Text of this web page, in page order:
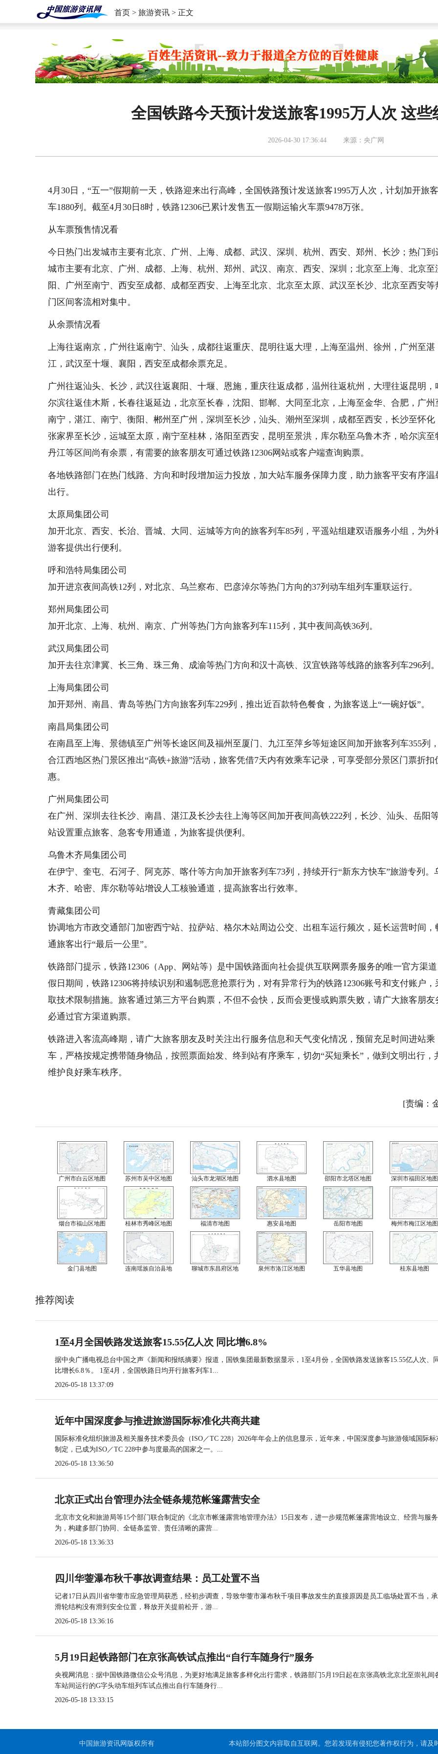
首页 > 旅游资讯 > 正文
全国铁路今天预计发送旅客1995万人次 这
2026-04-30 17:36:44 来源：央广网
4月30日，“五一”假期前一天，铁路迎来出行高峰，全国铁路预计发送旅客1995万人次，计划加开旅
车1880列。截至4月30日8时，铁路12306已累计发售五一假期运输火车票9478万张。
从车票预售情况看
今日热门出发城市主要有北京、广州、上海、成都、武汉、深圳、杭州、西安、郑州、长沙；热门到
城市主要有北京、广州、成都、上海、杭州、郑州、武汉、南京、西安、深圳；北京至上海、北京至
阳、广州至南宁、西安至成都、成都至西安、上海至北京、北京至太原、武汉至长沙、北京至西安等
门区间客流相对集中。
从余票情况看
上海往返南京，广州往返南宁、汕头，成都往返重庆、昆明往返大理，上海至温州、徐州，广州至湛
江，武汉至十堰、襄阳，西安至成都余票充足。
广州往返汕头、长沙，武汉往返襄阳、十堰、恩施，重庆往返成都，温州往返杭州，大理往返昆明，
尔滨往返佳木斯，长春往返延边，北京至长春，沈阳、邯郸、大同至北京，上海至金华、合肥，广州
南宁，湛江、南宁、衡阳、郴州至广州，深圳至长沙，汕头、潮州至深圳，成都至西安，长沙至怀化
张家界至长沙，运城至太原，南宁至桂林，洛阳至西安，昆明至景洪，库尔勒至乌鲁木齐，哈尔滨至
丹江等区间尚有余票，有需要的旅客朋友可通过铁路12306网站或客户端查询购票。
各地铁路部门在热门线路、方向和时段增加运力投放，加大站车服务保障力度，助力旅客平安有序温
出行。
太原局集团公司
加开北京、西安、长治、晋城、大同、运城等方向的旅客列车85列，平遥站组建双语服务小组，为外
游客提供出行便利。
呼和浩特局集团公司
加开进京夜间高铁12列，对北京、乌兰察布、巴彦淖尔等热门方向的37列动车组列车重联运行。
郑州局集团公司
加开北京、上海、杭州、南京、广州等热门方向旅客列车115列，其中夜间高铁36列。
武汉局集团公司
加开去往京津冀、长三角、珠三角、成渝等热门方向和汉十高铁、汉宜铁路等线路的旅客列车296列
上海局集团公司
加开郑州、南昌、青岛等热门方向旅客列车229列，推出近百款特色餐食，为旅客送上“一碗好饭”。
南昌局集团公司
在南昌至上海、景德镇至广州等长途区间及福州至厦门、九江至萍乡等短途区间加开旅客列车355列
合江西地区热门景区推出“高铁+旅游”活动，旅客凭借7天内有效乘车记录，可享受部分景区门票折扣
惠。
广州局集团公司
在广州、深圳去往长沙、南昌、湛江及长沙去往上海等区间加开夜间高铁222列，长沙、汕头、岳阳
站设置重点旅客、急客专用通道，为旅客提供便利。
乌鲁木齐局集团公司
在伊宁、奎屯、石河子、阿克苏、喀什等方向加开旅客列车73列，持续开行“新东方快车”旅游专列。
木齐、哈密、库尔勒等站增设人工核验通道，提高旅客出行效率。
青藏集团公司
协调地方市政交通部门加密西宁站、拉萨站、格尔木站周边公交、出租车运行频次，延长运营时间，
通旅客出行“最后一公里”。
铁路部门提示，铁路12306（App、网站等）是中国铁路面向社会提供互联网票务服务的唯一官方渠
假日期间，铁路12306将持续识别和遏制恶意抢票行为，对有异常行为的铁路12306账号和支付账户，
取技术限制措施。旅客通过第三方平台购票，不但不会快，反而会更慢或购票失败，请广大旅客朋友
必通过官方渠道购票。
铁路进入客流高峰期，请广大旅客朋友及时关注出行服务信息和天气变化情况，预留充足时间进站乘
车，严格按规定携带随身物品，按照票面始发、终到站有序乘车，切勿“买短乘长”，做到文明出行，
维护良好乘车秩序。
[责编：
广州市白云区地图 苏州市吴中区地图 汕头市龙湖区地图 泗水县地图 邵阳市北塔区地图 深圳市福田区地图
烟台市福山区地图 桂林市秀峰区地图 福清市地图 惠安县地图 岳阳市地图 梅州市梅江区地图
金门县地图 连南瑶族自治县地 聊城市东昌府区地 泉州市洛江区地图 五华县地图 桂东县地图
推荐阅读
1至4月全国铁路发送旅客15.55亿人次 同比增6.8%
据中央广播电视总台中国之声《新闻和报纸摘要》报道，国铁集团最新数据显示，1至4月份，全国铁路发送旅客15.55亿人次、
比增长6.8％。 1至4月，全国铁路日均开行旅客列车1...
2026-05-18 13:37:09
近年中国深度参与推进旅游国际标准化共商共建
国际标准化组织旅游及相关服务技术委员会（ISO／TC 228）2026年年会上的信息显示，近年来，中国深度参与旅游领域国际标
制定，已成为ISO／TC 228中参与度最高的国家之一。...
2026-05-18 13:36:50
北京正式出台管理办法全链条规范帐篷露营安全
北京市文化和旅游局等15个部门联合制定的《北京市帐篷露营地管理办法》15日发布，进一步规范帐篷露营地设立、经营与服
为，构建多部门协同、全链条监管、责任清晰的露营...
2026-05-18 13:36:33
四川华蓥瀑布秋千事故调查结果：员工处置不当
记者17日从四川省华蓥市应急管理局获悉，经初步调查，导致华蓥市瀑布秋千项目事故发生的直接原因是员工临场处置不当，
滑轮结构没有滑到安全位置，释放开关提前松开，游...
2026-05-18 13:36:16
5月19日起铁路部门在京张高铁试点推出“自行车随身行”服务
央视网消息：据中国铁路微信公众号消息，为更好地满足旅客多样化出行需求，铁路部门5月19日起在京张高铁北京北至崇礼间
车站间运行的G字头动车组列车试点推出自行车随身行...
2026-05-18 13:33:15
中国旅游资讯网版权所有 本站部分图文内容取自互联网。您若发现有侵犯您著作权行为，请